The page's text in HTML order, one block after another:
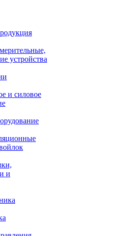
устройства
и силовое
и